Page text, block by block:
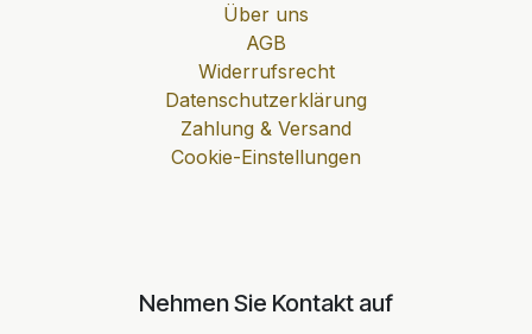
Über uns
AGB
Widerrufsrecht
Datenschutzerklärung
Zahlung & Versand
Cookie-Einstellungen
Nehmen Sie Kontakt auf